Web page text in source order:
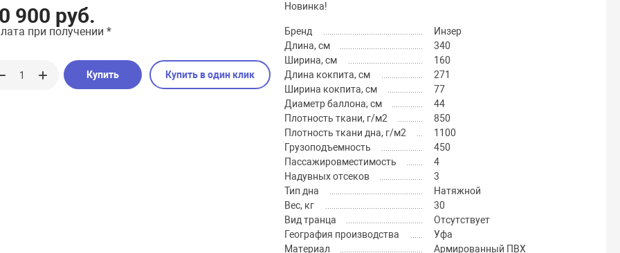
900 руб.
при получении *
Купить Купить в один клик
Новинка!
Бренд
Инзер
Длина, см
340
Ширина, см
160
Длина кокпита, см
271
Ширина кокпита, см
77
Диаметр баллона, см
44
Плотность ткани, г/м2
850
Плотность ткани дна, г/м2
1100
Грузоподъемность
450
Пассажировместимость
4
Надувных отсеков
3
Тип дна
Натяжной
Вес, кг
30
Вид транца
Отсутствует
География производства
Уфа
Материал
Армированный ПВХ